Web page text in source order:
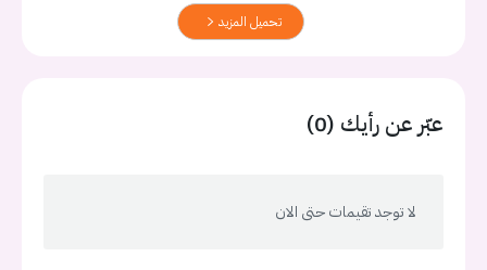
تحميل المزيد
عبّر عن رأيك (0)
لا توجد تقيمات حتى الان